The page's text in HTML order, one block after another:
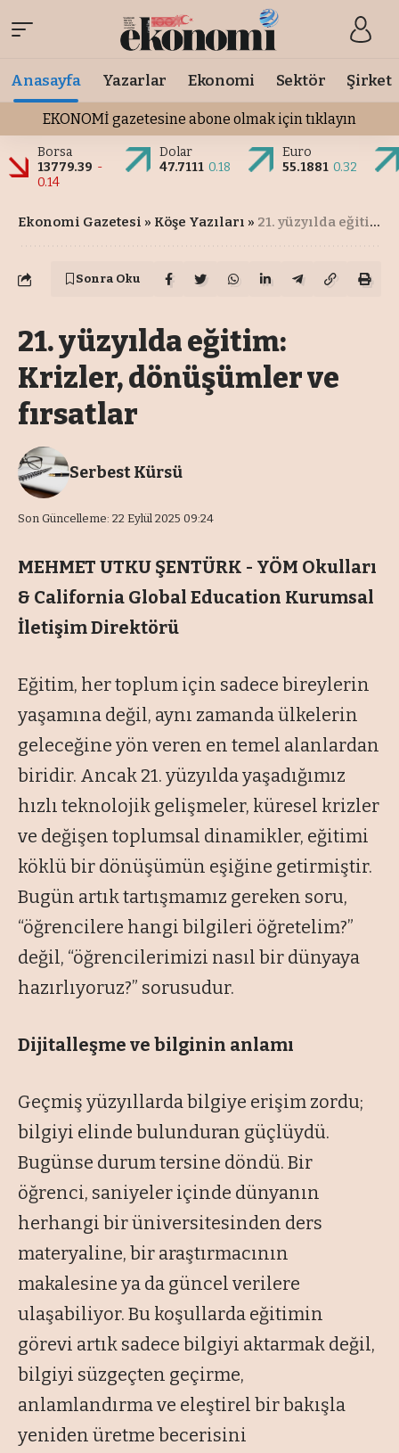
Anasayfa Yazarlar Ekonomi Sektör Şirket
EKONOMİ gazetesine abone olmak için tıklayın
Borsa
13779.39 -
0.14
Dolar
47.7111 0.18
Euro
55.1881 0.32
Ekonomi Gazetesi » Köşe Yazıları » 21. yüzyılda eğitim: Krizler, dönüşümler ve fırsatlar
Sonra Oku
21. yüzyılda eğitim:
Krizler, dönüşümler ve
fırsatlar
Son Güncelleme: 22 Eylül 2025 09:24
Serbest Kürsü
MEHMET UTKU ŞENTÜRK - YÖM Okulları
& California Global Education Kurumsal
İletişim Direktörü
Eğitim, her toplum için sadece bireylerin
yaşamına değil, aynı zamanda ülkelerin
geleceğine yön veren en temel alanlardan
biridir. Ancak 21. yüzyılda yaşadığımız
hızlı teknolojik gelişmeler, küresel krizler
ve değişen toplumsal dinamikler, eğitimi
köklü bir dönüşümün eşiğine getirmiştir.
Bugün artık tartışmamız gereken soru,
“öğrencilere hangi bilgileri öğretelim?”
değil, “öğrencilerimizi nasıl bir dünyaya
hazırlıyoruz?” sorusudur.
Dijitalleşme ve bilginin anlamı
Geçmiş yüzyıllarda bilgiye erişim zordu;
bilgiyi elinde bulunduran güçlüydü.
Bugünse durum tersine döndü. Bir
öğrenci, saniyeler içinde dünyanın
herhangi bir üniversitesinden ders
materyaline, bir araştırmacının
makalesine ya da güncel verilere
ulaşabiliyor. Bu koşullarda eğitimin
görevi artık sadece bilgiyi aktarmak değil,
bilgiyi süzgeçten geçirme,
anlamlandırma ve eleştirel bir bakışla
yeniden üretme becerisini